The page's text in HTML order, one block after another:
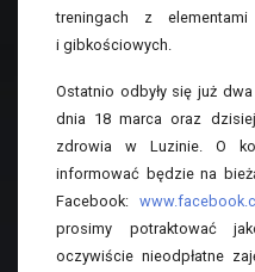
treningach z
i gibkościowych.
Ostatnio odbyły się już
dnia 18 marca oraz
zdrowia w Luzinie. O
informować będzie na
Facebook:
prosimy potraktować
oczywiście nieodpłatne